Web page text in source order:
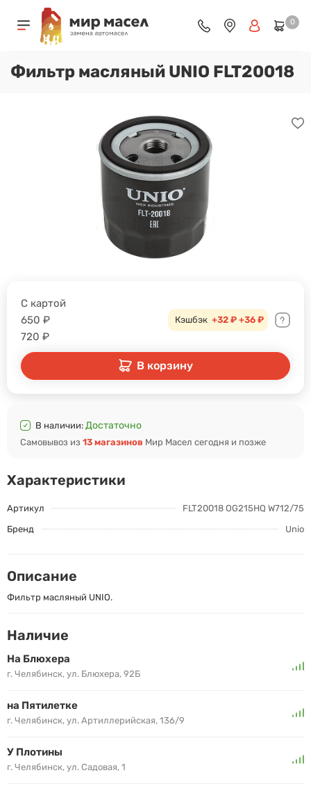
0
Фильтр масляный UNIO FLT20018
Характеристики
Артикул
FLT20018 OG215HQ W712/75
Бренд
Unio
Описание
Фильтр масляный UNIO.
С картой
650 ₽
720 ₽
Кэшбэк +32 ₽ +36 ₽
В корзину
В наличии: Достаточно
Самовывоз из 13 магазинов Мир Масел сегодня и позже
Наличие
На Блюхера
г. Челябинск, ул. Блюхера, 92Б
на Пятилетке
г. Челябинск, ул. Артиллерийская, 136/9
У Плотины
г. Челябинск, ул. Садовая, 1